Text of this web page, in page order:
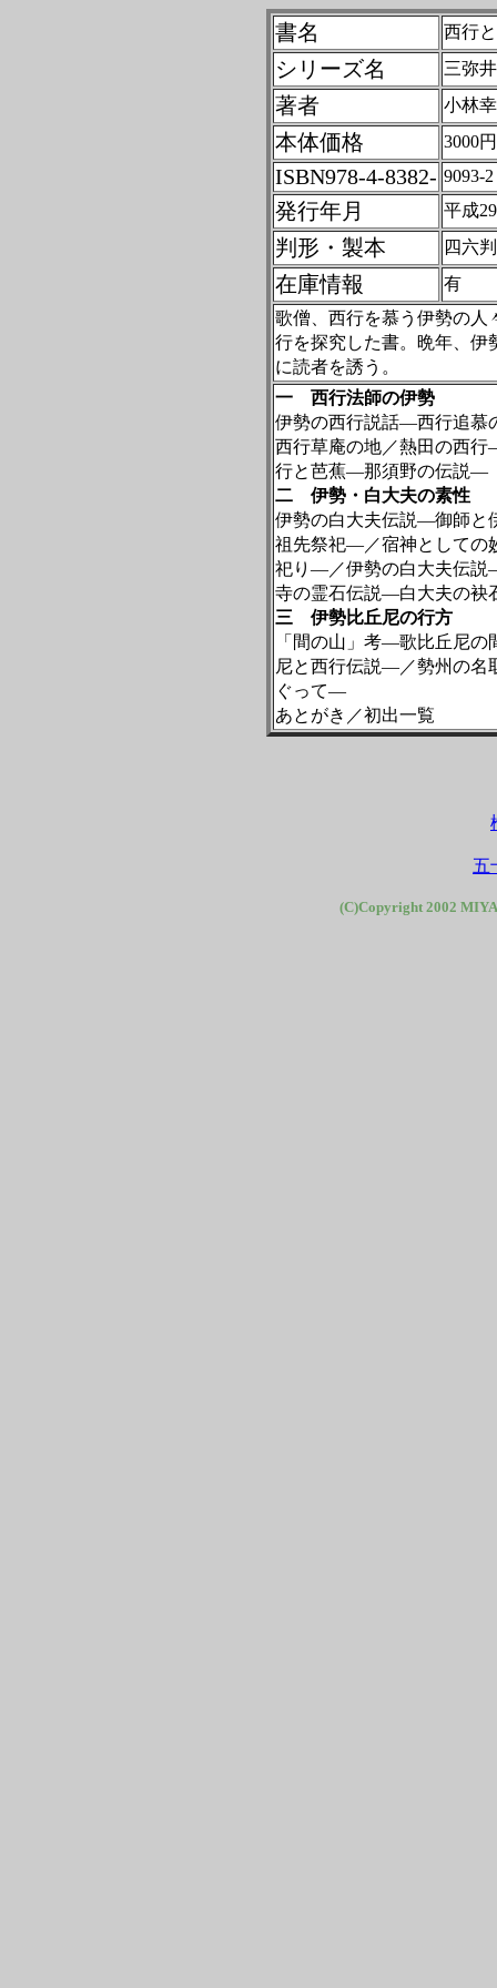
書名 西行
シリーズ名 三弥
著者 小林
本体価格 3000円
ISBN978-4-8382- 9093-2
発行年月 平成
判形・製本 四六
在庫情報 有
歌僧、西行を慕う伊勢の人
行を探究した書。 晩年、伊
に読者を誘う。
一 西行法師の伊勢
伊勢の西行説話―西行追慕
西行草庵の地／熱田の西
行と芭蕉―那須野の伝説―
二 伊勢・白大夫の素性
伊勢の白大夫伝説―御師
祖先祭祀―／宿神としての
祀り―／伊勢の白大夫伝
寺の霊石伝説―白大夫の
三 伊勢比丘尼の行方
「間の山」考―歌比丘尼
尼と西行伝説―／勢州の名
ぐって―
あとがき／初出一覧
五
(C)Copyright 2002